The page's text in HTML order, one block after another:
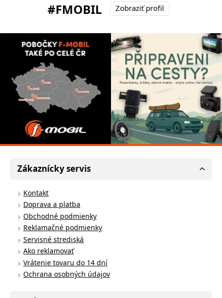
#FMOBIL
Zobraziť profil
Zákaznícky servis
Kontakt
Doprava a platba
Obchodné podmienky
Reklamačné podmienky
Servisné strediská
Ako reklamovať
Vrátenie tovaru do 14 dní
Ochrana osobných údajov